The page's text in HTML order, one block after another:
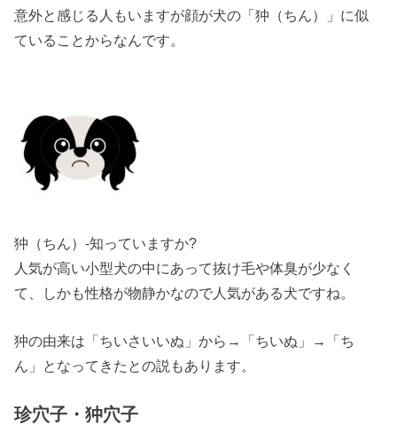
意外と感じる人もいますが顔が犬の「狆（ちん）」に似
ている ことからなんです。
狆（ちん）-知っていますか?
人気が高い小型犬の中にあって抜け毛や体臭が少なく
て、しかも性格が物静かなので人気がある犬ですね。
狆の由来は「ちいさいいぬ」から→「ちいぬ」→「ち
ん」となってきたとの説もあります。
珍穴子・狆穴子